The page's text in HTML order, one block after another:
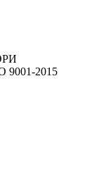
9001-2015